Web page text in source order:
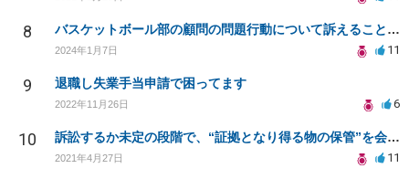
8 バスケットボール部の顧問の問題行動について訴えることは可能でしょうか？
2024年1月7日 11
9 退職し失業手当申請で困ってます
2022年11月26日 6
10 訴訟するか未定の段階で、“証拠となり得る物の保管”を会社に応じてもらえる方法は在りますか?
2021年4月27日 11